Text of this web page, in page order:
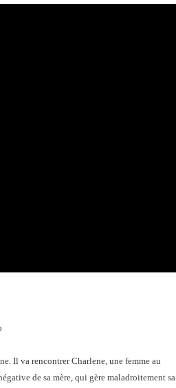
Il va rencontrer Charlene, une femme au
de sa mère, qui gère maladroitement sa